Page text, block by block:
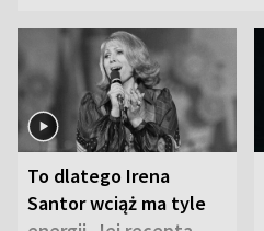
To dlatego Irena
Santor wciąż ma tyle